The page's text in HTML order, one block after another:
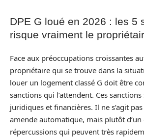
DPE G loué en 2026 : les 5
risque vraiment le
Face aux préoccupations croissantes
propriétaire qui se trouve dans la
louer un logement classé G doit être
sanctions qui l’attendent. Ces
juridiques et financières. Il ne s’agit
amende automatique, mais plutôt d’un
répercussions qui peuvent très